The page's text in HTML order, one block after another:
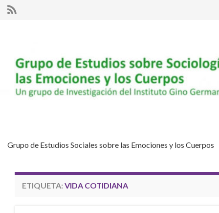
Grupo de Estudios Sociales sobre las Emociones y los Cuerpos
ETIQUETA: VIDA COTIDIANA